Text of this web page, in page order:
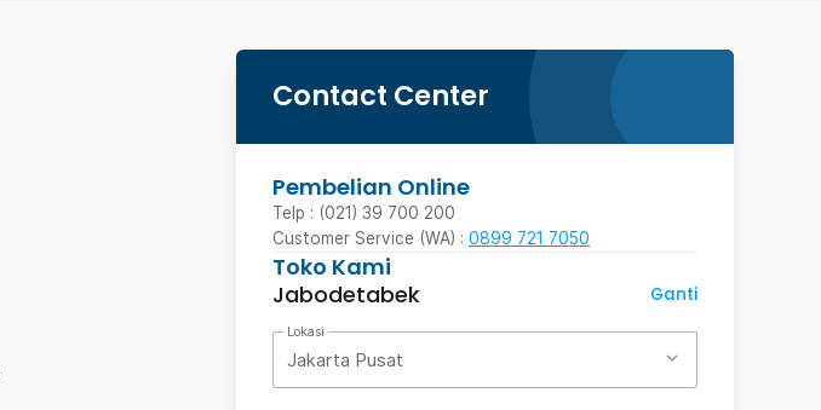
Contact Center
Pembelian Online
Telp : (021) 39 700 200
Customer Service (WA) : 0899 721 7050
Toko Kami
Jabodetabek
Ganti
Lokasi
Jakarta Pusat